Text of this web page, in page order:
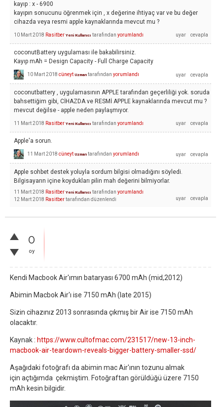
kayıp : x - 6900
kayıpın sonucunu öğrenmek için , x değerine ihtiyaç var ve bu değer
cihazda veya resmi apple kaynaklarında mevcut mu ?
10 Mart 2018 Rasitber Yeni Kullanıcı tarafından yorumlandı
coconutBattery uygulaması ile bakabilirsiniz.
Kayıp mAh = Design Capacity - Full Charge Capacity
10 Mart 2018 cüneyt Uzman tarafından yorumlandı
coconutbattery , uygulamasının APPLE tarafından geçerliliği yok. soruda
bahsettiğim gibi, CİHAZDA ve RESMİ APPLE kaynaklarında mevcut mu ?
mevcut değilse - apple neden paylaşmıyor.
11 Mart 2018 Rasitber Yeni Kullanıcı tarafından yorumlandı
Apple'a sorun.
11 Mart 2018 cüneyt Uzman tarafından yorumlandı
Apple sohbet destek yoluyla sordum bilgisi olmadığını söyledi.
Bilgisayarın içine koydukları pilin mah değerini bilmiyorlar.
11 Mart 2018 Rasitber Yeni Kullanıcı tarafından yorumlandı
12 Mart 2018 Rasitbertarafından düzenlendi
0
oy
Kendi Macbook Air'ımın bataryası 6700 mAh (mid,2012)
Abimin Macbok Air'ı ise 7150 mAh (late 2015)
Sizin cihazınız 2013 sonrasında çıkmış bir Air ise 7150 mAh
olacaktır.
Kaynak : https://www.cultofmac.com/231517/new-13-inch-
macbook-air-teardown-reveals-bigger-battery-smaller-ssd/
Aşağıdaki fotoğrafı da abimin mac Air'ının tozunu almak
için açtığımda çekmiştim. Fotoğraftan görüldüğü üzere 7150
mAh kesin bilgidir.